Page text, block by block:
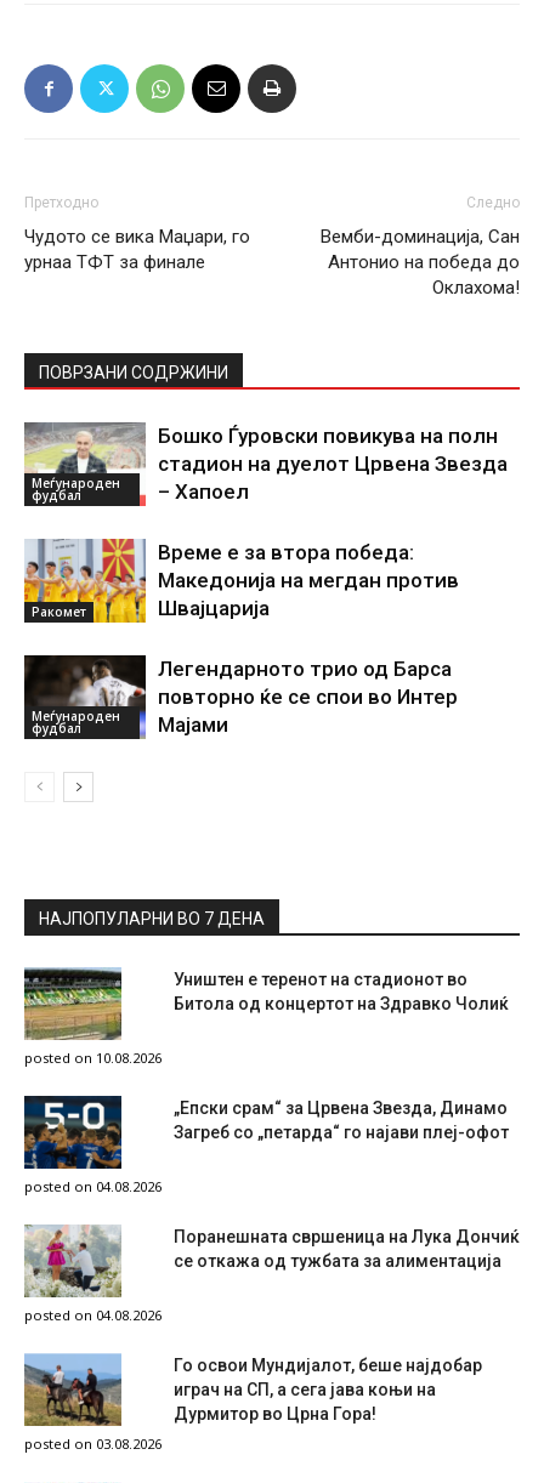
Претходно
Чудото се вика Маџари, го
урнаа ТФТ за финале
Следно
Вемби-доминација, Сан
Антонио на победа до
Оклахома!
ПОВРЗАНИ СОДРЖИНИ
Меѓународен
фудбал
Бошко Ѓуровски повикува на полн
стадион на дуелот Црвена Звезда
– Хапоел
Ракомет
Време е за втора победа:
Македонија на мегдан против
Швајцарија
Меѓународен
фудбал
Легендарното трио од Барса
повторно ќе се спои во Интер
Мајами
НАЈПОПУЛАРНИ ВО 7 ДЕНА
Уништен е теренот на стадионот во
Битола од концертот на Здравко Чолиќ
posted on 10.08.2026
„Епски срам“ за Црвена Звезда, Динамо
Загреб со „петарда“ го најави плеј-офот
posted on 04.08.2026
Поранешната свршеница на Лука Дончиќ
се откажа од тужбата за алиментација
posted on 04.08.2026
Го освои Мундијалот, беше најдобар
играч на СП, а сега јава коњи на
Дурмитор во Црна Гора!
posted on 03.08.2026